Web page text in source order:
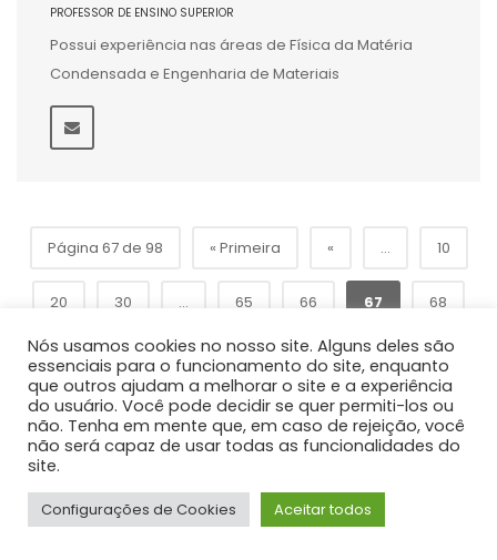
PROFESSOR DE ENSINO SUPERIOR
Possui experiência nas áreas de Física da Matéria
Condensada e Engenharia de Materiais
Página 67 de 98 « Primeira « ... 10
20 30 ... 65 66 67 68
69 ... 80 90 ... » Última »
Nós usamos cookies no nosso site. Alguns deles são
essenciais para o funcionamento do site, enquanto
que outros ajudam a melhorar o site e a experiência
do usuário. Você pode decidir se quer permiti-los ou
não. Tenha em mente que, em caso de rejeição, você
não será capaz de usar todas as funcionalidades do
site.
Configurações de Cookies Aceitar todos